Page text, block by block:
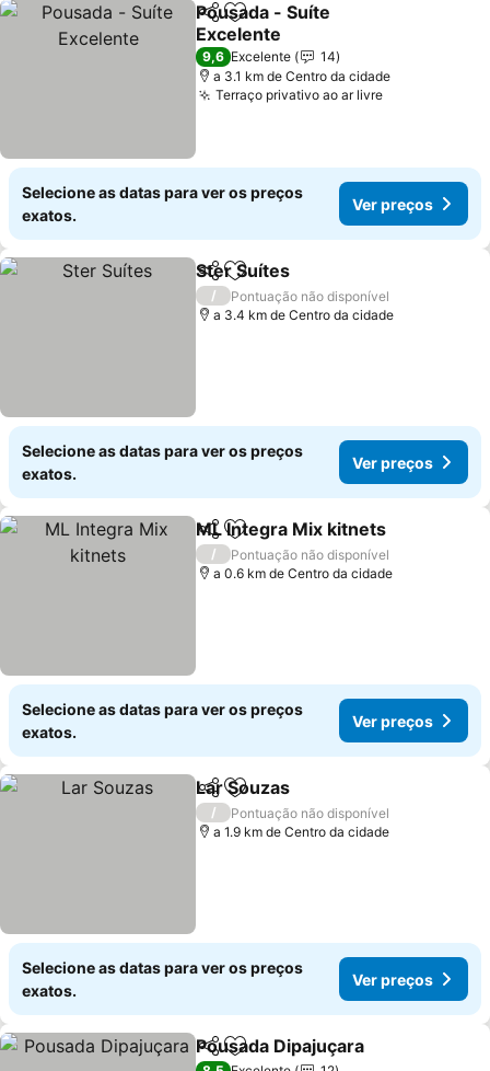
PartilharAdicionar aos favoritos
Pousada - Suíte
Excelente
Ver preços
9,6 Excelente
14
a 3.1 km de Centro da cidade
Terraço privativo ao ar livreVer preços
Selecione as datas para ver os preços
exatos.
Ver preços
PartilharAdicionar aos favoritos
Ster Suítes
/
Pontuação não disponível
a 3.4 km de Centro da cidade
Selecione as datas para ver os preços
exatos.
Ver preços
PartilharAdicionar aos favoritos
ML Integra Mix kitnets
/
Pontuação não disponível
a 0.6 km de Centro da cidade
Selecione as datas para ver os preços
exatos.
Ver preços
PartilharAdicionar aos favoritos
Lar Souzas
/
Pontuação não disponível
a 1.9 km de Centro da cidade
Selecione as datas para ver os preços
exatos.
Ver preços
PartilharAdicionar aos favoritos
Pousada Dipajuçara